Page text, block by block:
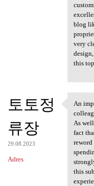
blog
very
this
토토정
류장
29.08.2023
Adres
An
An
As
fact
this